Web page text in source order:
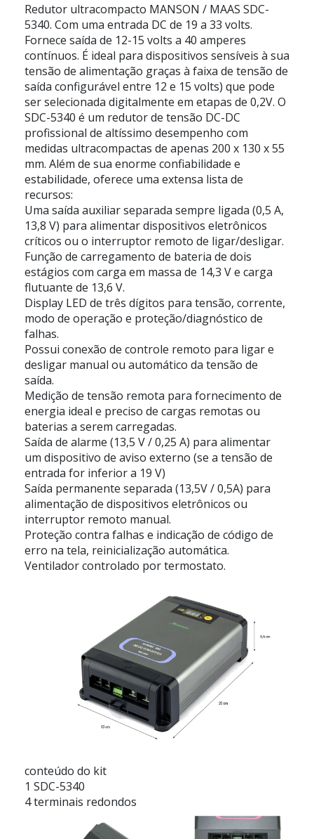
Redutor ultracompacto MANSON / MAAS SDC-
5340. Com uma entrada DC de 19 a 33 volts.
Fornece saída de 12-15 volts a 40 amperes
contínuos. É ideal para dispositivos sensíveis à sua
tensão de alimentação graças à faixa de tensão de
saída configurável entre 12 e 15 volts) que pode
ser selecionada digitalmente em etapas de 0,2V. O
SDC-5340 é um redutor de tensão DC-DC
profissional de altíssimo desempenho com
medidas ultracompactas de apenas 200 x 130 x 55
mm. Além de sua enorme confiabilidade e
estabilidade, oferece uma extensa lista de
recursos:
Uma saída auxiliar separada sempre ligada (0,5 A,
13,8 V) para alimentar dispositivos eletrônicos
críticos ou o interruptor remoto de ligar/desligar.
Função de carregamento de bateria de dois
estágios com carga em massa de 14,3 V e carga
flutuante de 13,6 V.
Display LED de três dígitos para tensão, corrente,
modo de operação e proteção/diagnóstico de
falhas.
Possui conexão de controle remoto para ligar e
desligar manual ou automático da tensão de
saída.
Medição de tensão remota para fornecimento de
energia ideal e preciso de cargas remotas ou
baterias a serem carregadas.
Saída de alarme (13,5 V / 0,25 A) para alimentar
um dispositivo de aviso externo (se a tensão de
entrada for inferior a 19 V)
Saída permanente separada (13,5V / 0,5A) para
alimentação de dispositivos eletrônicos ou
interruptor remoto manual.
Proteção contra falhas e indicação de código de
erro na tela, reinicialização automática.
Ventilador controlado por termostato.
conteúdo do kit
1 SDC-5340
4 terminais redondos